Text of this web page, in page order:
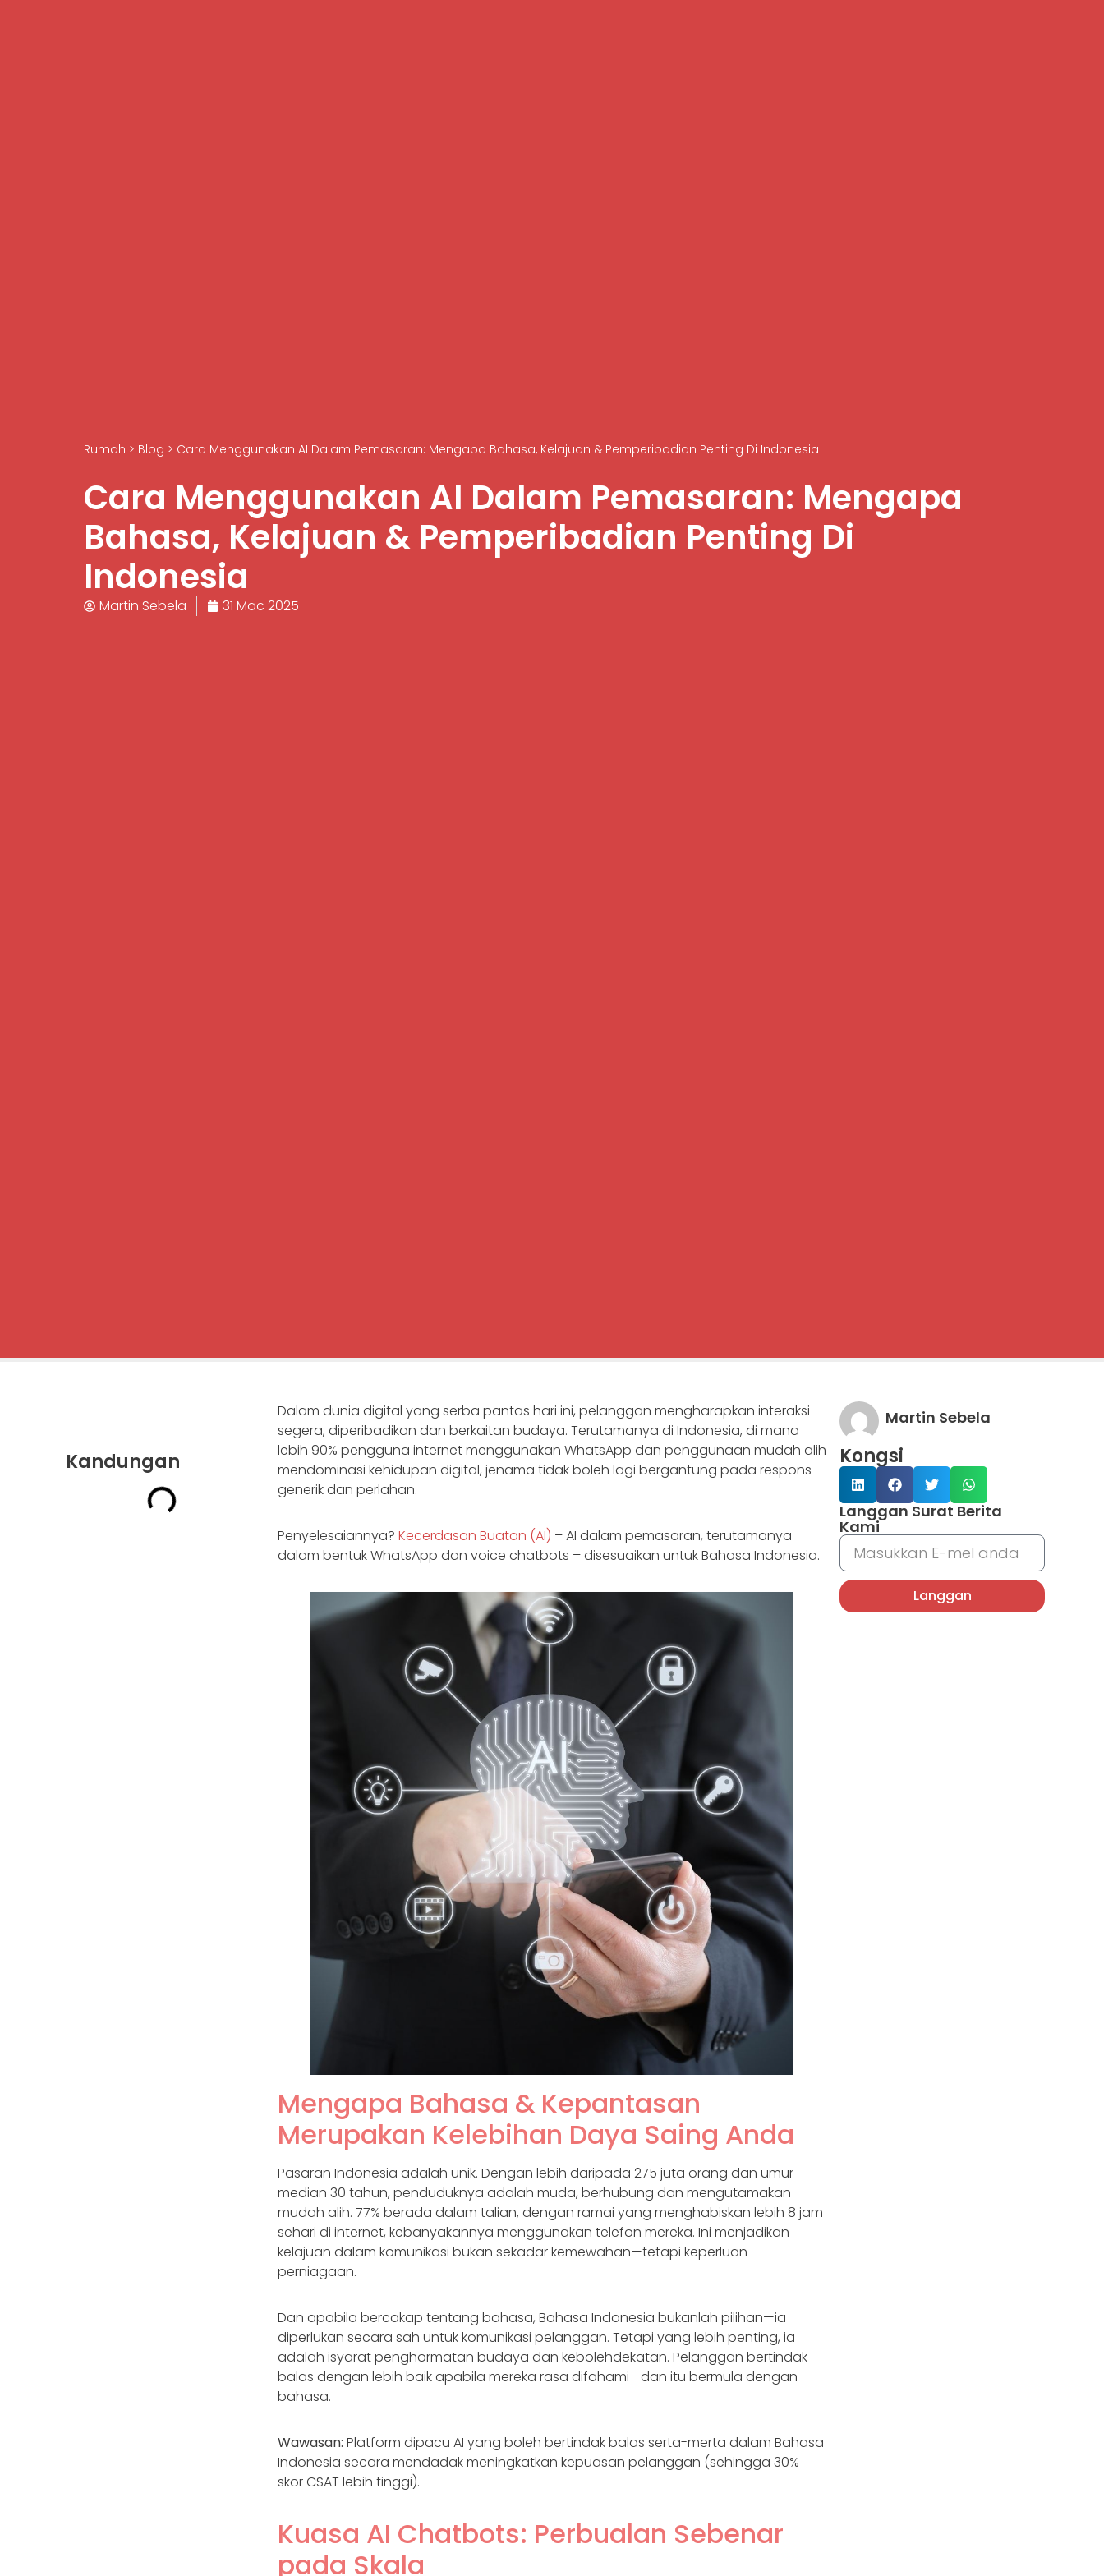
Rumah > Blog > Cara Menggunakan AI Dalam Pemasaran: Mengapa Bahasa, Kelajuan & Pemperibadian Penting Di Indonesia
Cara Menggunakan AI Dalam Pemasaran: Mengapa
Bahasa, Kelajuan & Pemperibadian Penting Di
Indonesia
Martin Sebela 31 Mac 2025
Kandungan
Dalam dunia digital yang serba pantas hari ini, pelanggan mengharapkan interaksi
segera, diperibadikan dan berkaitan budaya. Terutamanya di Indonesia, di mana
lebih 90% pengguna internet menggunakan WhatsApp dan penggunaan mudah alih
mendominasi kehidupan digital, jenama tidak boleh lagi bergantung pada respons
generik dan perlahan.
Penyelesaiannya? Kecerdasan Buatan (AI) – AI dalam pemasaran, terutamanya
dalam bentuk WhatsApp dan voice chatbots – disesuaikan untuk Bahasa Indonesia.
Mengapa Bahasa & Kepantasan
Merupakan Kelebihan Daya Saing Anda
Pasaran Indonesia adalah unik. Dengan lebih daripada 275 juta orang dan umur
median 30 tahun, penduduknya adalah muda, berhubung dan mengutamakan
mudah alih. 77% berada dalam talian, dengan ramai yang menghabiskan lebih 8 jam
sehari di internet, kebanyakannya menggunakan telefon mereka. Ini menjadikan
kelajuan dalam komunikasi bukan sekadar kemewahan—tetapi keperluan
perniagaan.
Dan apabila bercakap tentang bahasa, Bahasa Indonesia bukanlah pilihan—ia
diperlukan secara sah untuk komunikasi pelanggan. Tetapi yang lebih penting, ia
adalah isyarat penghormatan budaya dan kebolehdekatan. Pelanggan bertindak
balas dengan lebih baik apabila mereka rasa difahami—dan itu bermula dengan
bahasa.
Wawasan: Platform dipacu AI yang boleh bertindak balas serta-merta dalam Bahasa
Indonesia secara mendadak meningkatkan kepuasan pelanggan (sehingga 30%
skor CSAT lebih tinggi).
Kuasa AI Chatbots: Perbualan Sebenar
pada Skala
Martin Sebela
Kongsi
Langgan Surat Berita
Kami
Langgan